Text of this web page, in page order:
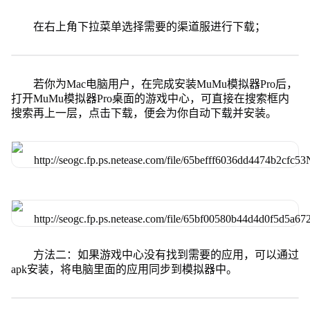
在右上角下拉菜单选择需要的渠道服进行下载；
若你为Mac电脑用户，在完成安装MuMu模拟器Pro后，
打开MuMu模拟器Pro桌面的游戏中心，可直接在搜索框内
搜索再上一层，点击下载，便会为你自动下载并安装。
方法二：如果游戏中心没有找到需要的应用，可以通过
apk安装，将电脑里面的应用同步到模拟器中。